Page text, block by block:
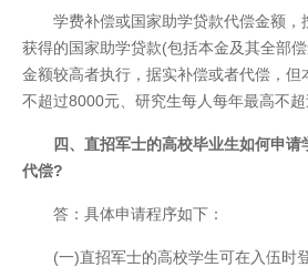
学费补偿或国家助学贷款代偿金额
获得的国家助学贷款(包括本金及其全部
金额较高者执行，据实补偿或者代偿，但
不超过8000元、研究生每人每年最高不超
四、直招军士的高校毕业生如何申
代偿?
答：具体申请程序如下：
(一)直招军士的高校学生可在入伍时